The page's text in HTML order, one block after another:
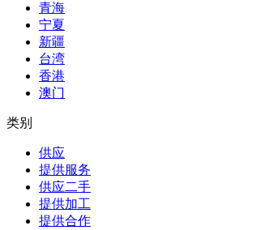
青海
宁夏
新疆
台湾
香港
澳门
类别
供应
提供服务
供应二手
提供加工
提供合作